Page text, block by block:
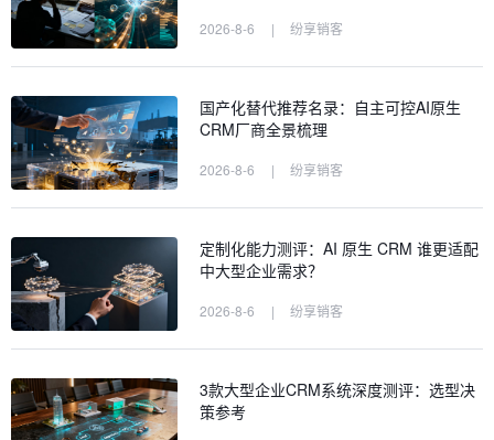
2026-8-6 | 纷享销客
国产化替代推荐名录：自主可控AI原生
CRM厂商全景梳理
2026-8-6 | 纷享销客
定制化能力测评：AI 原生 CRM 谁更适配
中大型企业需求？
2026-8-6 | 纷享销客
3款大型企业CRM系统深度测评：选型决
策参考